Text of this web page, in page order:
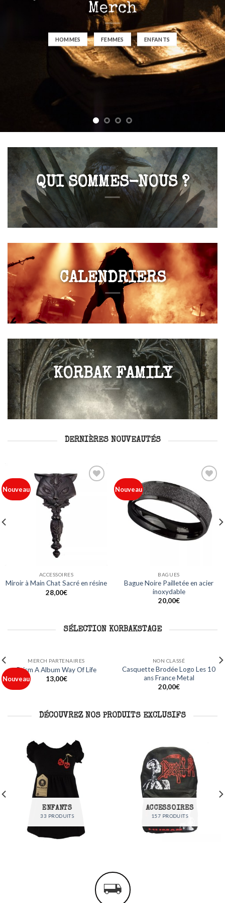
Merch
HOMMES FEMMES ENFANTS
QUI SOMMES-NOUS ?
CALENDRIERS
KORBAK FAMILY
DERNIÈRES NOUVEAUTÉS
Nouveau
ACCESSOIRES
Miroir à Main Chat Sacré en résine
28,00€
Nouveau
à ma
liste
BAGUES
Bague Noire Pailletée en acier
inoxydable
20,00€
SÉLECTION KORBAKSTAGE
NON CLASSÉ
Mug Logo Les 10 ans France
Metal
NON CLASSÉ
Sweat Capuche Logo Les 10 ans
France Metal
35,00
DÉCOUVREZ NOS PRODUITS EXCLUSIFS
ENFANTS
33 PRODUITS
ACCESSOIRES
157 PRODUITS